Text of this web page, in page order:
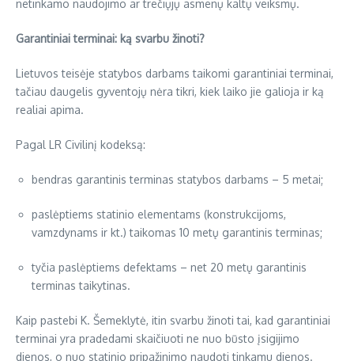
netinkamo naudojimo ar trečiųjų asmenų kaltų veiksmų.
Garantiniai terminai: ką svarbu žinoti?
Lietuvos teisėje statybos darbams taikomi garantiniai terminai,
tačiau daugelis gyventojų nėra tikri, kiek laiko jie galioja ir ką
realiai apima.
Pagal LR Civilinį kodeksą:
bendras garantinis terminas statybos darbams – 5 metai;
paslėptiems statinio elementams (konstrukcijoms,
vamzdynams ir kt.) taikomas 10 metų garantinis terminas;
tyčia paslėptiems defektams – net 20 metų garantinis
terminas taikytinas.
Kaip pastebi K. Šemeklytė, itin svarbu žinoti tai, kad garantiniai
terminai yra pradedami skaičiuoti ne nuo būsto įsigijimo
dienos, o nuo statinio pripažinimo naudoti tinkamu dienos.